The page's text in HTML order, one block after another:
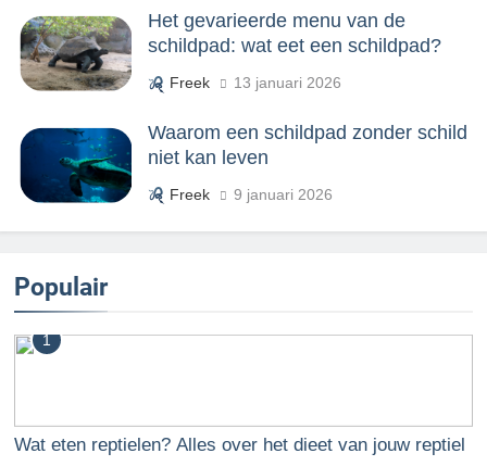
Het gevarieerde menu van de
schildpad: wat eet een schildpad?
Freek 13 januari 2026
Waarom een schildpad zonder schild
niet kan leven
Freek 9 januari 2026
Populair
1
Wat eten reptielen? Alles over het dieet van jouw reptiel